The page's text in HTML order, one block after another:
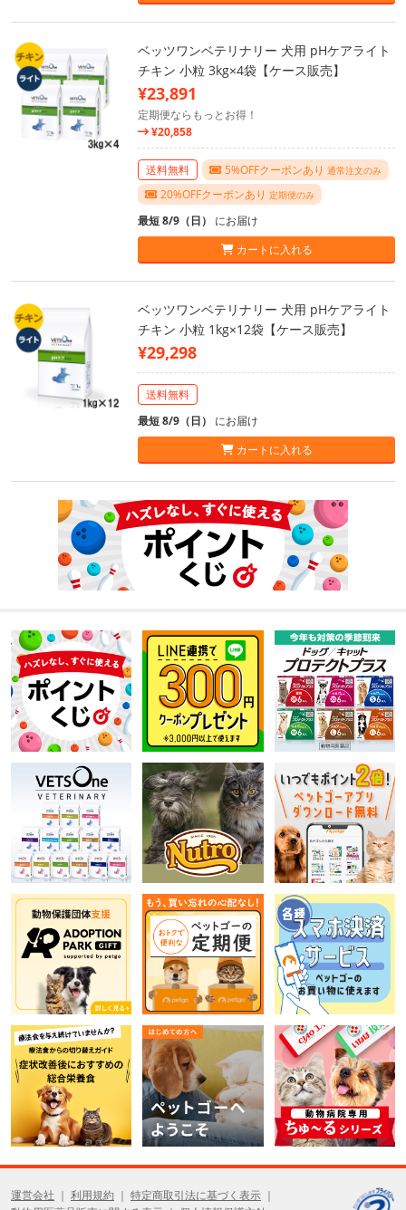
ベッツワンベテリナリー 犬用 pHケアライト
チキン 小粒 3kg×4袋【ケース販売】
¥23,891
定期便ならもっとお得！
¥20,858
送料無料 5%OFFクーポンあり 通常注文のみ
20%OFFクーポンあり 定期便のみ
最短 8/9（日） にお届け
カートに入れる
ベッツワンベテリナリー 犬用 pHケアライト
チキン 小粒 1kg×12袋【ケース販売】
¥29,298
送料無料
最短 8/9（日） にお届け
カートに入れる
運営会社 利用規約
特定商取引法に基づく表示